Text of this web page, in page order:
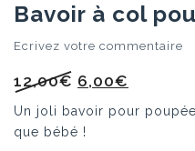
Bavoir à col
Ecrivez votre commentaire
12,00€ Le
prix
initial
6,00€
actuel
Un joli bavoir pour
que bébé !